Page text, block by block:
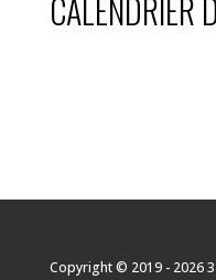
CALENDRIER
Copyright © 2019 - 2026